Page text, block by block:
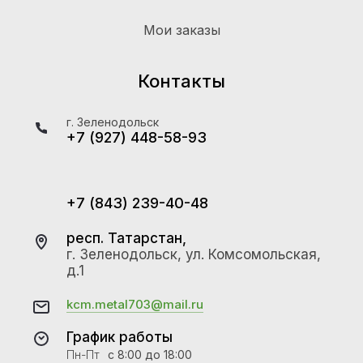
Мои заказы
Контакты
г. Зеленодольск
+7 (927) 448-58-93
+7 (843) 239-40-48
респ. Татарстан,
г. Зеленодольск, ул. Комсомольская,
д.1
kcm.metal703@mail.ru
График работы
Пн-Пт с 8:00 до 18:00